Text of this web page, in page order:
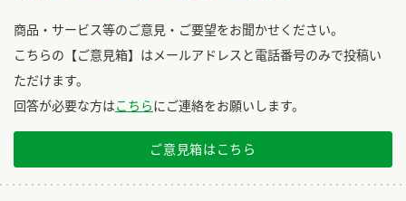
商品・サービス等のご意見・ご要望をお聞かせください。
こちらの【ご意見箱】はメールアドレスと電話番号のみで投稿い
ただけます。
回答が必要な方はこちらにご連絡をお願いします。
ご意見箱はこちら